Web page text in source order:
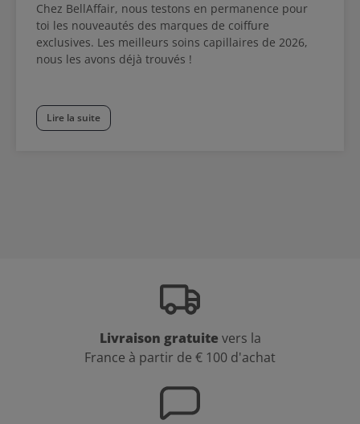
Chez BellAffair, nous testons en permanence pour
toi les nouveautés des marques de coiffure
exclusives. Les meilleurs soins capillaires de 2026,
nous les avons déjà trouvés !
Lire la suite
Livraison gratuite vers la
France à partir de € 100 d'achat